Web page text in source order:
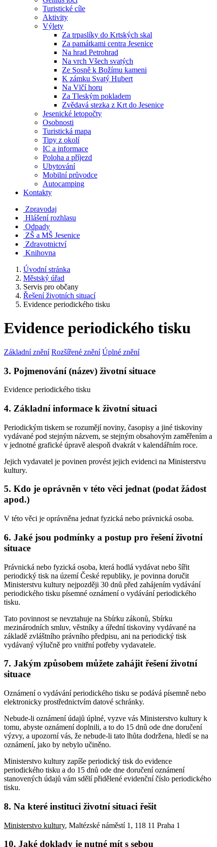
Turistické cíle
Aktivity
Výlety
Za trpaslíky do Krtských skal
Za památkami centra Jesenice
Na hrad Petrohrad
Na vrch Všech svatých
Ze Sosně k Božímu kameni
K zámku Svatý Hubert
Na Vlčí horu
Za Tleským pokladem
Zvědavá stezka z Krt do Jesenice
Jesenické letopočty
Osobnosti
Turistická mapa
Tipy z okolí
IC a informace
Poloha a příjezd
Ubytování
Mobilní průvodce
Autocamping
Kontakty
Zpravodaj
Hlášení rozhlasu
Odpady
ZŠ a MŠ Jesenice
Zdravotnictví
Knihovna
Úvodní stránka
Městský úřad
Servis pro občany
Řešení životních situací
Evidence periodického tisku
Evidence periodického tisku
Základní znění Rozšířené znění Úplné znění
3. Pojmenování (název) životní situace
Evidence periodického tisku
4. Základní informace k životní situaci
Periodickým tiskem se rozumějí noviny, časopisy a jiné tiskoviny
vydávané pod stejným názvem, se stejným obsahovým zaměřením a
v jednotné grafické úpravě alespoň dvakrát v kalendářním roce.
Jejich vydavatel je povinen provést jejich evidenci na Ministerstvu
kultury.
5. Kdo je oprávněn v této věci jednat (podat žádost
apod.)
V této věci je oprávněna jednat fyzická nebo právnická osoba.
6. Jaké jsou podmínky a postup pro řešení životní
situace
Právnická nebo fyzická osoba, která hodlá vydávat nebo šířit
periodický tisk na území České republiky, je povinna doručit
Ministerstvu kultury nejpozději 30 dnů před zahájením vydávání
periodického tisku písemné oznámení o vydávání periodického
tisku.
Tato povinnost se nevztahuje na Sbírku zákonů, Sbírku
mezinárodních smluv, věstníky a úřední tiskoviny vydávané na
základě zvláštního právního předpisu, ani na periodický tisk
vydávaný výlučně pro vnitřní potřeby vydavatele.
7. Jakým způsobem můžete zahájit řešení životní
situace
Oznámení o vydávání periodického tisku se podává písemně nebo
elektronicky prostřednictvím datové schránky.
Nebude-li oznámení údajů úplné, vyzve vás Ministerstvo kultury k
tomu, abyste oznámení doplnili, a to do 15 dnů ode dne doručení
výzvy, a upozorní vás, že nebude-li tato lhůta dodržena, hledí se na
oznámení, jako by nebylo učiněno.
Ministerstvo kultury zapíše periodický tisk do evidence
periodického tisku a do 15 dnů ode dne doručení oznámení
stanovených údajů vám sdělí přidělené evidenční číslo periodického
tisku.
8. Na které instituci životní situaci řešit
Ministerstvo kultury, Maltézské náměstí 1, 118 11 Praha 1
10. Jaké doklady je nutné mít s sebou